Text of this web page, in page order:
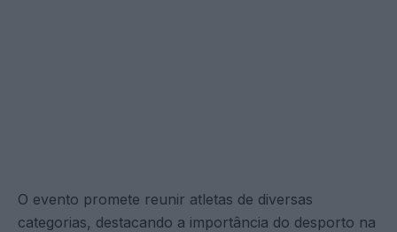
O evento promete reunir atletas de diversas
categorias, destacando a importância do desporto na